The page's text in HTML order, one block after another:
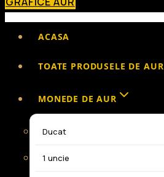
ACASA
TOATE PRODUSELE DE AUR
MONEDE DE AUR
Ducat
1 uncie